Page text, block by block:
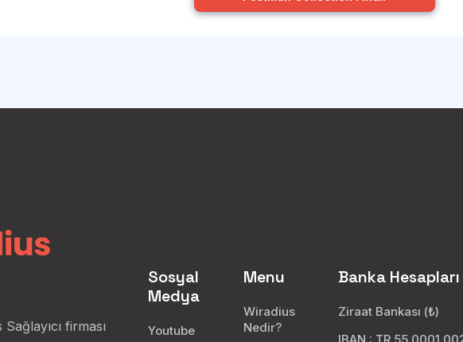
firması
Sosyal
Medya
Youtube
Menu
Wiradius
Nedir?
Banka Hesapları
Ziraat Bankası (₺)